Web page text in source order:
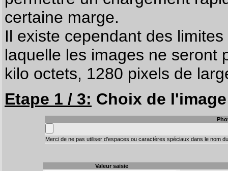
certaine marge.
Il existe cependant des
laquelle les images ne seront
kilo octets, 1280 pixels de
Etape 1 / 3: Choix de
Merci de ne pas utiliser d'espaces ou caractères spéciaux dans le nom
Valeur saisie